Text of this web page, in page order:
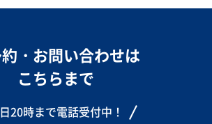
・お問い合わせは
こちらまで
20時まで電話受付中！